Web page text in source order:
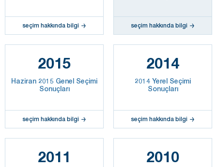
seçim hakkında bilgi seçim hakkında bilgi
2015
Haziran 2015 Genel Seçimi
Sonuçları
seçim hakkında bilgi
2014
2014 Yerel Seçimi
Sonuçları
seçim hakkında bilgi
2011 2010